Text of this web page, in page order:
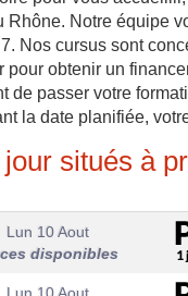
Rhône. Notre équipe
Nos cursus sont
obtenir un
de passer votre
la date planifiée,
situés à
Lun 10 Aout
disponibles